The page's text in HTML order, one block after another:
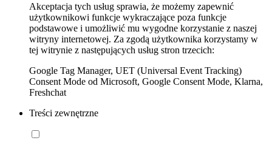
Akceptacja tych usług sprawia, że możemy zapewnić
użytkownikowi funkcje wykraczające poza funkcje
podstawowe i umożliwić mu wygodne korzystanie z naszej
witryny internetowej. Za zgodą użytkownika korzystamy w
tej witrynie z następujących usług stron trzecich:
Google Tag Manager, UET (Universal Event Tracking)
Consent Mode od Microsoft, Google Consent Mode, Klarna,
Freshchat
Treści zewnętrzne